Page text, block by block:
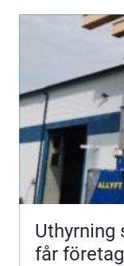
Uthyrning
får